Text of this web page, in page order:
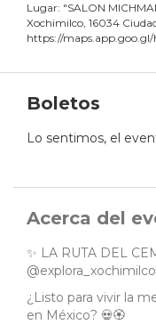
Lugar: "SALON
Xochimilco, 16034
https://
Boletos
Lo sentimos, el
Acerca del
✨ LA RUTA DEL
@explora_xochimilco
¿Listo para vivir la
en México? 💀🏵️